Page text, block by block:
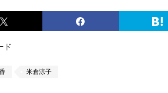
ド
米倉涼子